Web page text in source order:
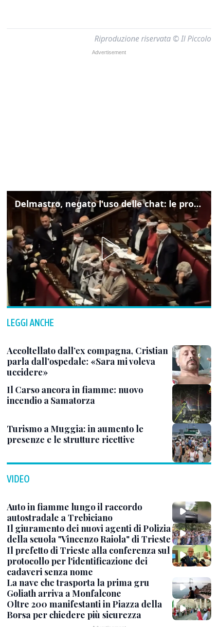
Riproduzione riservata © Il Piccolo
Delmastro, negato l'uso delle chat: le proteste di Avs e M5s
LEGGI ANCHE
Accoltellato dall’ex compagna, Cristian
parla dall’ospedale: «Sara mi voleva
uccidere»
Il Carso ancora in fiamme: nuovo
incendio a Samatorza
Turismo a Muggia: in aumento le
presenze e le strutture ricettive
VIDEO
Auto in fiamme lungo il raccordo
autostradale a Trebiciano
Il giuramento dei nuovi agenti di Polizia
della scuola "Vincenzo Raiola" di Trieste
Il prefetto di Trieste alla conferenza sul
protocollo per l'identificazione dei
cadaveri senza nome
La nave che trasporta la prima gru
Goliath arriva a Monfalcone
Oltre 200 manifestanti in Piazza della
Borsa per chiedere più sicurezza